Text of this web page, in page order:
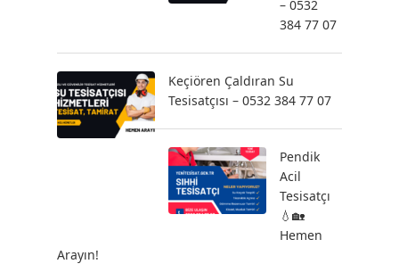
– 0532
384 77 07
Keçiören Çaldıran Su
Tesisatçısı – 0532 384 77 07
Pendik
Acil
Tesisatçı
💧🏡
Hemen
Arayın!